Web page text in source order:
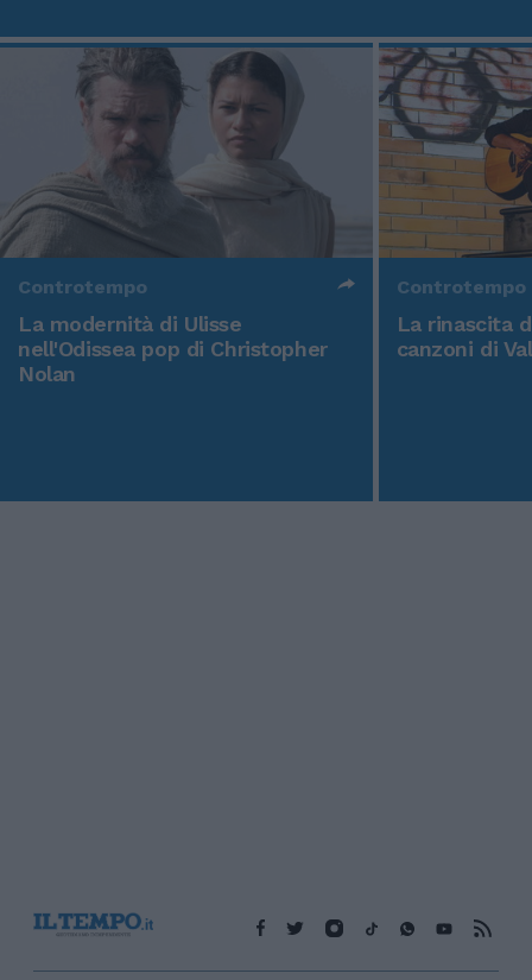
Controtempo
La modernità di Ulisse
nell'Odissea pop di Christopher
Nolan
Controtempo
La rinascita
canzoni di